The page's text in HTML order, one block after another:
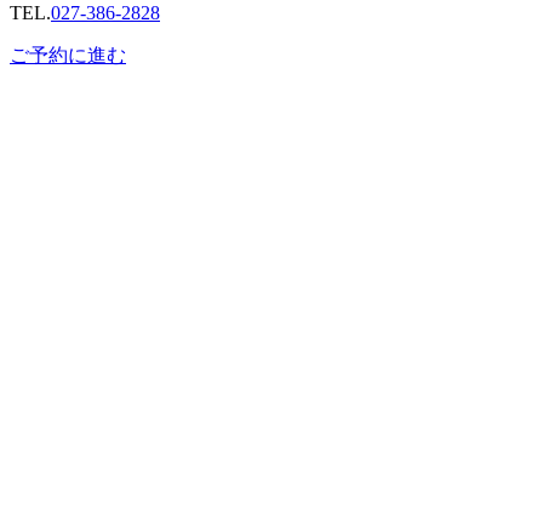
TEL.027-386-2828
ご予約に進む